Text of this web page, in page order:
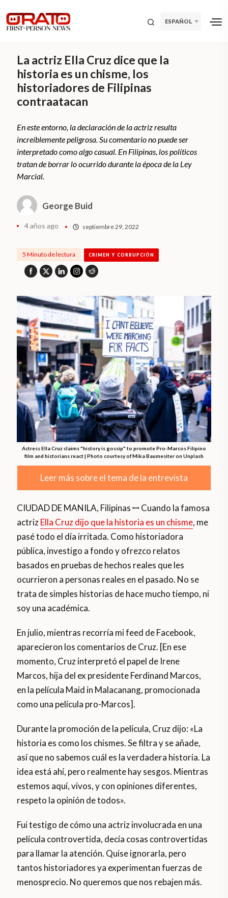
ESPAÑOL
La actriz Ella Cruz dice que la
historia es un chisme, los
historiadores de Filipinas
contraatacan
En este entorno, la declaración de la actriz resulta
increíblemente peligrosa. Su comentario no puede ser
interpretado como algo casual. En Filipinas, los políticos
tratan de borrar lo ocurrido durante la época de la Ley
Marcial.
George Buid
4 años ago septiembre 29, 2022
5 Minuto de lectura CRIMEN Y CORRUPCIÓN
Actress Ella Cruz claims "history is gossip" to promote Pro-Marcos Filipino
film and historians react | Photo courtesy of Mika Baumesiter on Unplash
Leer más sobre el tema de la entrevista
CIUDAD DE MANILA, Filipinas ꟷ Cuando la famosa
actrizElla Cruz dijo que la historia es un chisme, me
pasé todo el día irritada. Como historiadora
pública, investigo a fondo y ofrezco relatos
basados en pruebas de hechos reales que les
ocurrieron a personas reales en el pasado. No se
trata de simples historias de hace mucho tiempo, ni
soy una académica.
En julio, mientras recorría mi feed de Facebook,
aparecieron los comentarios de Cruz. [En ese
momento, Cruz interpretó el papel de Irene
Marcos, hija del ex presidente Ferdinand Marcos,
en la película Maid in Malacanang, promocionada
como una película pro-Marcos].
Durante la promoción de la película, Cruz dijo: «La
historia es como los chismes. Se filtra y se añade,
así que no sabemos cuál es la verdadera historia. La
idea está ahí, pero realmente hay sesgos. Mientras
estemos aquí, vivos, y con opiniones diferentes,
respeto la opinión de todos».
Fui testigo de cómo una actriz involucrada en una
película controvertida, decía cosas controvertidas
para llamar la atención. Quise ignorarla, pero
tantos historiadores ya experimentan fuerzas de
menosprecio. No queremos que nos rebajen más.